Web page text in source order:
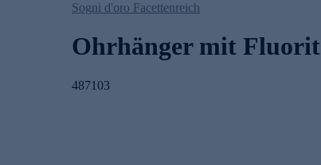
Sogni d'oro Facettenreich
Ohrhänger mit Fluorit
487103